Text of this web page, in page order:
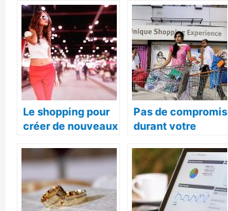
qui vous aideront
Le shopping pour
créer de nouveaux
pas?!
Pas de compromis
durant votre
limitera